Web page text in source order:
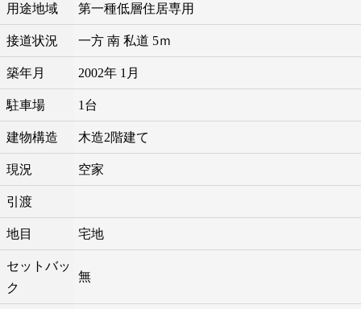
用途地域 第一種低層住居専用
接道状況 一方 南 私道 5ｍ
築年月 2002年 1月
駐車場 1台
建物構造 木造2階建て
現況 空家
引渡
地目 宅地
セットバッ
ク
無